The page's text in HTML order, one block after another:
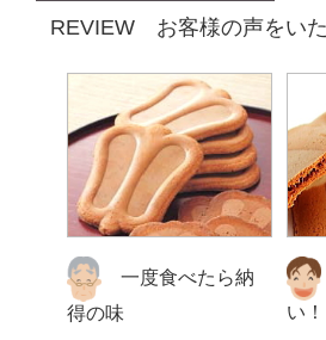
REVIEW お客様の声をいた
一度食べたら納
得の味
い！